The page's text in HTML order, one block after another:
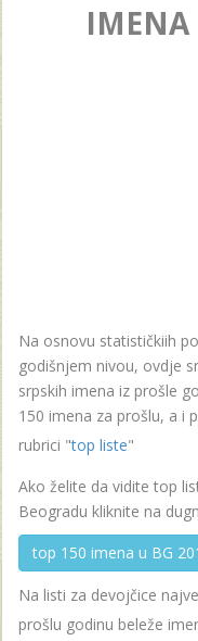
IMENA
Na osnovu statističkiih
godišnjem nivou, ovdje
srpskih imena iz prošle
150 imena za prošlu, a i
rubrici "top liste"
Ako želite da vidite top
Beogradu kliknite na
top 150 imena u BG
Na listi za devojčice
prošlu godinu beleže